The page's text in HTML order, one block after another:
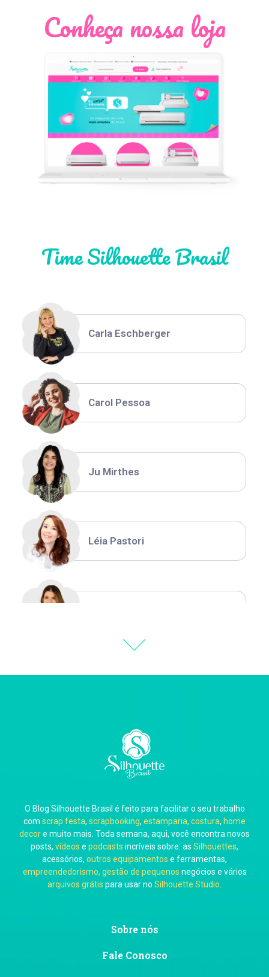
Conheça nossa loja
Time Silhouette Brasil
Léia Pastori
Thiara Ney
Carla Eschberger
Carol Pessoa
Ju Mirthes
Léia Pastori
Carla Eschberger
Carol Pessoa
Ju Mirthes
O Blog Silhouette Brasil é feito para facilitar o seu trabalho
com scrap festa, scrapbooking, estamparia, costura, home
decore muito mais. Toda semana, aqui, você encontra novos
posts, vídeos e podcasts incríveis sobre: as Silhouettes,
acessórios, outros equipamentos e ferramentas,
empreendedorismo, gestão de pequenos negócios e vários
arquivos grátis para usar no Silhouette Studio
Sobre nós
Fale Conosco